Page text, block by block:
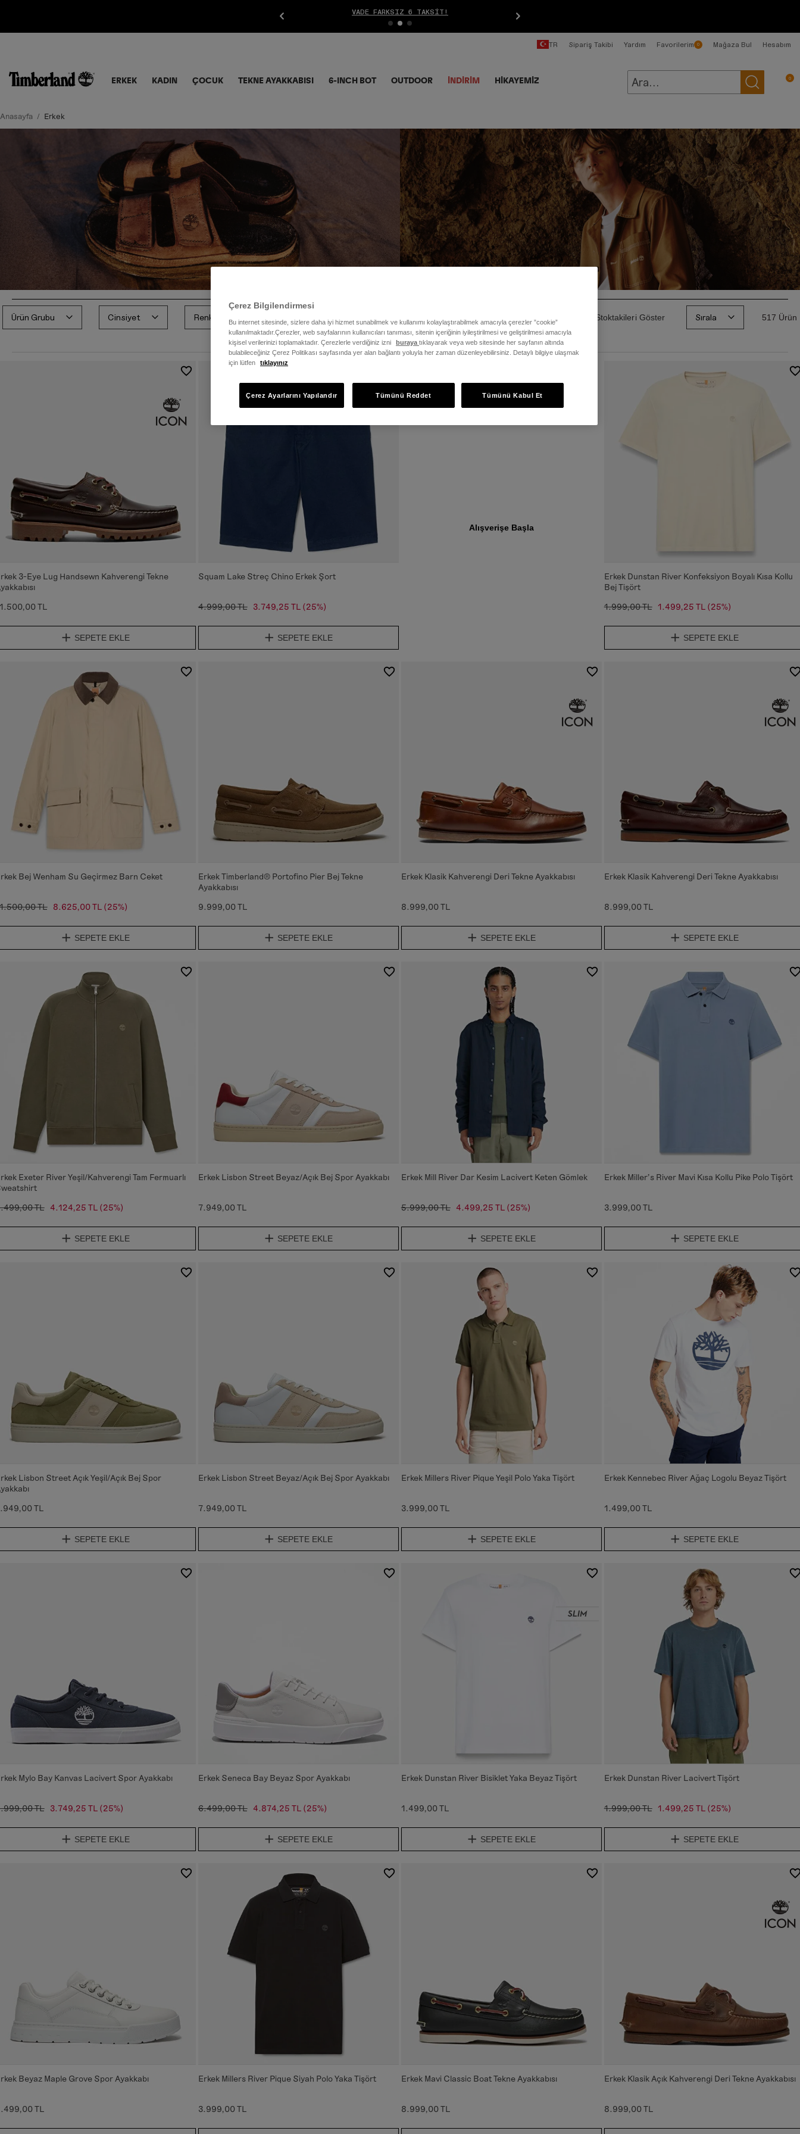
ERKEK KADIN ÇOCUK TEKNE AYAKKABISI 6-INCH BOT OUTDOOR İNDIRIM HİKAYEMİZ
TR Sipariş Takibi Yardım Favorilerim 0 Mağaza Bul Hesabım
0
Anasayfa Erkek
Ürün Grubu Cinsiyet Renk Sadece Stoktakileri Göster Sırala 517 Ürün
3-Eye Lug Handsewn Kahverengi Tekne
TL
SEPETE EKLE
Squam Lake Streç Chino Erkek Şort
4.999,00 TL 3.749,25 TL (25%)
SEPETE EKLE
Alışverişe Başla
Erkek Dunstan River Konfeksiyon Boyalı Kısa Kollu
Bej Tişört
1.999,00 TL 1.499,25 TL (25%)
SEPETE EKLE
Bej Wenham Su Geçirmez Barn Ceket
TL 8.625,00 TL (25%)
SEPETE EKLE
Erkek Timberland® Portofino Pier Bej Tekne
Ayakkabısı
9.999,00 TL
SEPETE EKLE
Erkek Klasik Kahverengi Deri Tekne Ayakkabısı
8.999,00 TL
SEPETE EKLE
Erkek Klasik Kahverengi Deri Tekne Ayakkabısı
8.999,00 TL
SEPETE EKLE
Exeter River Yeşil/Kahverengi Tam Fermuarlı
TL 4.124,25 TL (25%)
SEPETE EKLE
Erkek Lisbon Street Beyaz/Açık Bej Spor Ayakkabı
7.949,00 TL
SEPETE EKLE
Erkek Mill River Dar Kesim Lacivert Keten Gömlek
5.999,00 TL 4.499,25 TL (25%)
SEPETE EKLE
Erkek Miller's River Mavi Kısa Kollu Pike Polo Tişört
3.999,00 TL
SEPETE EKLE
Lisbon Street Açık Yeşil/Açık Bej Spor
TL
SEPETE EKLE
Erkek Lisbon Street Beyaz/Açık Bej Spor Ayakkabı
7.949,00 TL
SEPETE EKLE
Erkek Millers River Pique Yeşil Polo Yaka Tişört
3.999,00 TL
SEPETE EKLE
Erkek Kennebec River Ağaç Logolu Beyaz Tişört
1.499,00 TL
SEPETE EKLE
Mylo Bay Kanvas Lacivert Spor Ayakkabı
TL 3.749,25 TL (25%)
SEPETE EKLE
Erkek Seneca Bay Beyaz Spor Ayakkabı
6.499,00 TL 4.874,25 TL (25%)
SEPETE EKLE
Erkek Dunstan River Bisiklet Yaka Beyaz Tişört
1.499,00 TL
SEPETE EKLE
Erkek Dunstan River Lacivert Tişört
1.999,00 TL 1.499,25 TL (25%)
SEPETE EKLE
Beyaz Maple Grove Spor Ayakkabı
TL
Erkek Millers River Pique Siyah Polo Yaka Tişört
3.999,00 TL
Erkek Mavi Classic Boat Tekne Ayakkabısı
8.999,00 TL
Erkek Klasik Açık Kahverengi Deri Tekne Ayakkabısı
8.999,00 TL
Çerez Bilgilendirmesi
Bu internet sitesinde, sizlere daha iyi hizmet sunabilmek ve kullanımı kolaylaştırabilmek amacıyla çerezler ”cookie”
kullanılmaktadır.Çerezler, web sayfalarının kullanıcıları tanıması, sitenin içeriğinin iyileştirilmesi ve geliştirilmesi amacıyla
kişisel verilerinizi toplamaktadır. Çerezlerle verdiğiniz izni
buraya tıklayarak veya web sitesinde her sayfanın altında
bulabileceğiniz Çerez Politikası sayfasında yer alan bağlantı yoluyla her zaman düzenleyebilirsiniz. Detaylı bilgiye ulaşmak
için lütfen
tıklayınız
Tümünü Reddet Tümünü Kabul Et
Çerez Ayarlarını Yapılandır